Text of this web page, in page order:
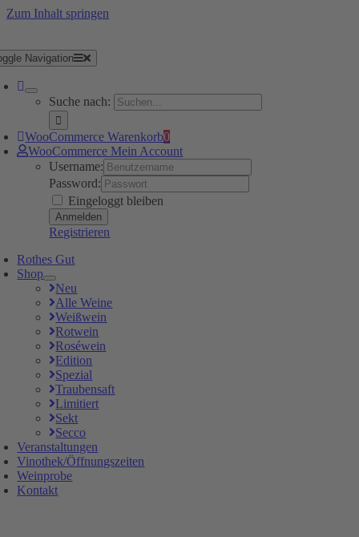
Zum Inhalt springen
Navigation
Suche nach:
WooCommerce Warenkorb0
WooCommerce Mein Account
Username:
Password:
Eingeloggt bleiben
Registrieren
Rothes Gut
Shop
Neu
Alle Weine
Weißwein
Rotwein
Roséwein
Edition
Spezial
Traubensaft
Limitiert
Sekt
Secco
Veranstaltungen
Vinothek/Öffnungszeiten
Weinprobe
Kontakt